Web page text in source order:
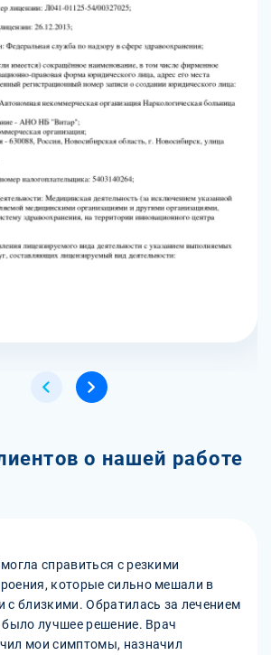
о нашей работе
справиться с резкими
которые сильно мешали в
с близкими. Обратилась за лечением
было лучшее решение. Врач
мои симптомы, назначил